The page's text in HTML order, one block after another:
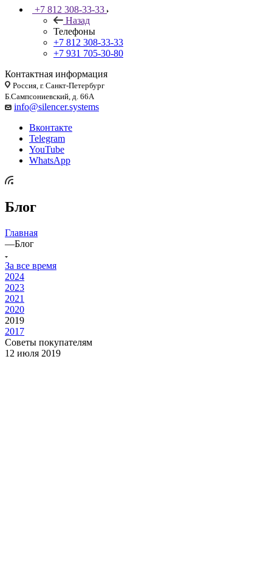
+7 812 308-33-33
Назад
Телефоны
+7 812 308-33-33
+7 931 705-30-80
Контактная информация
Россия, г. Санкт-Петербург
Б.Сампсониевский, д. 66А
info@silencer.systems
Вконтакте
Telegram
YouTube
WhatsApp
Блог
Главная
—Блог
За все время
2024
2023
2021
2020
2019
2017
Советы покупателям
12 июля 2019